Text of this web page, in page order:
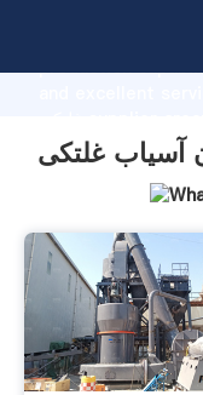
production
of customers.